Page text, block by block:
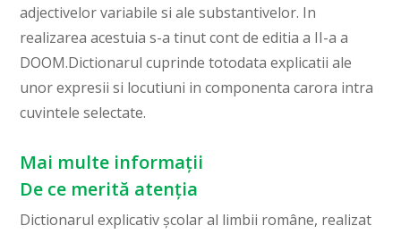
adjectivelor variabile si ale substantivelor. In
realizarea acestuia s-a tinut cont de editia a II-a a
DOOM.Dictionarul cuprinde totodata explicatii ale
unor expresii si locutiuni in componenta carora intra
cuvintele selectate.
Mai multe informații
De ce merită atenția
Dictionarul explicativ școlar al limbii române, realizat